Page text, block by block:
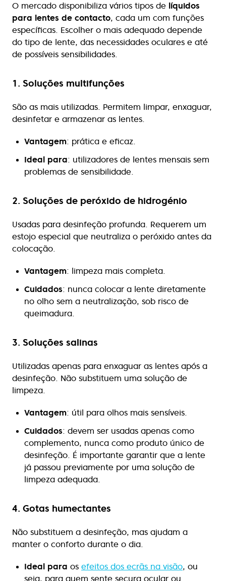
O mercado disponibiliza vários tipos de líquidos
para lentes de contacto, cada um com funções
específicas. Escolher o mais adequado depende
do tipo de lente, das necessidades oculares e até
de possíveis sensibilidades.
1. Soluções multifunções
São as mais utilizadas. Permitem limpar, enxaguar,
desinfetar e armazenar as lentes.
Vantagem: prática e eficaz.
Ideal para: utilizadores de lentes mensais sem
problemas de sensibilidade.
2. Soluções de peróxido de hidrogénio
Usadas para desinfeção profunda. Requerem um
estojo especial que neutraliza o peróxido antes da
colocação.
Vantagem: limpeza mais completa.
Cuidados: nunca colocar a lente diretamente
no olho sem a neutralização, sob risco de
queimadura.
3. Soluções salinas
Utilizadas apenas para enxaguar as lentes após a
desinfeção. Não substituem uma solução de
limpeza.
Vantagem: útil para olhos mais sensíveis.
Cuidados: devem ser usadas apenas como
complemento, nunca como produto único de
desinfeção. É importante garantir que a lente
já passou previamente por uma solução de
limpeza adequada.
4. Gotas humectantes
Não substituem a desinfeção, mas ajudam a
manter o conforto durante o dia.
Ideal para os efeitos dos ecrãs na visão, ou
seja, para quem sente secura ocular ou